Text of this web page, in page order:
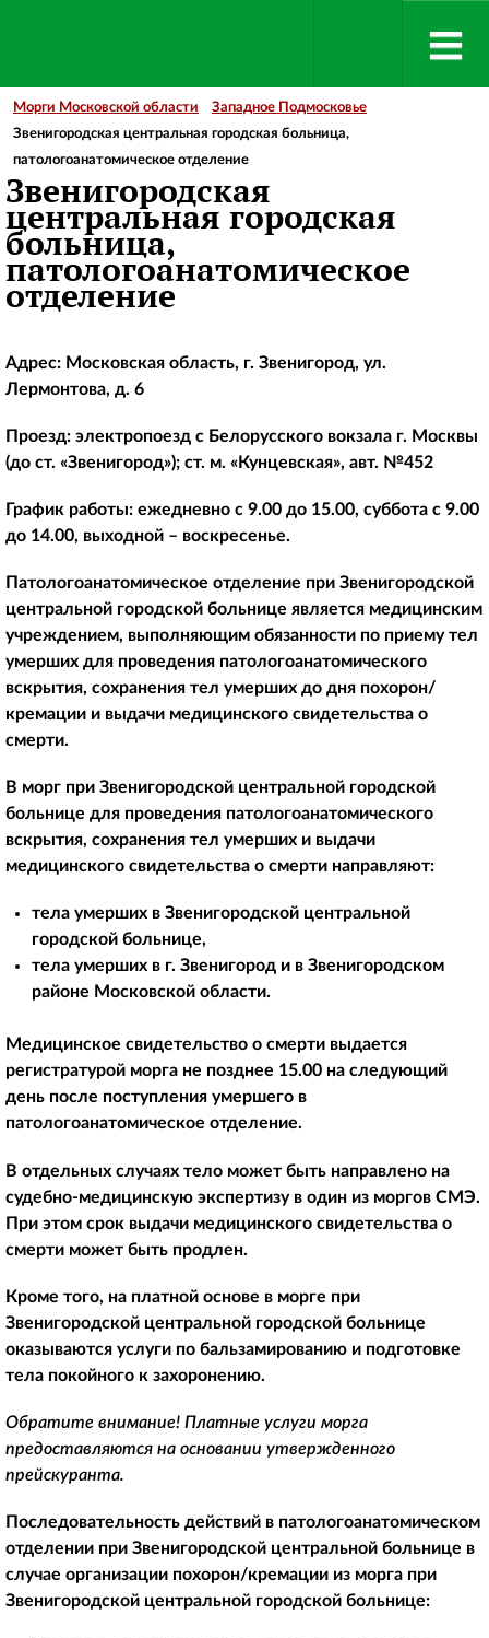
Морги Московской области
Западное Подмосковье
Звенигородская центральная городская больница,
патологоанатомическое отделение
Звенигородская
центральная городская
больница,
патологоанатомическое
отделение
Адрес: Московская область, г. Звенигород, ул.
Лермонтова, д. 6
Проезд: электропоезд с Белорусского вокзала г. Москвы
(до ст. «Звенигород»); ст. м. «Кунцевская», авт. №452
График работы: ежедневно с 9.00 до 15.00, суббота с 9.00
до 14.00, выходной – воскресенье.
Патологоанатомическое отделение при Звенигородской
центральной городской больнице является медицинским
учреждением, выполняющим обязанности по приему тел
умерших для проведения патологоанатомического
вскрытия, сохранения тел умерших до дня похорон/
кремации и выдачи медицинского свидетельства о
смерти.
В морг при Звенигородской центральной городской
больнице для проведения патологоанатомического
вскрытия, сохранения тел умерших и выдачи
медицинского свидетельства о смерти направляют:
тела умерших в Звенигородской центральной
городской больнице,
тела умерших в г. Звенигород и в Звенигородском
районе Московской области.
Медицинское свидетельство о смерти выдается
регистратурой морга не позднее 15.00 на следующий
день после поступления умершего в
патологоанатомическое отделение.
В отдельных случаях тело может быть направлено на
судебно-медицинскую экспертизу в один из моргов СМЭ.
При этом срок выдачи медицинского свидетельства о
смерти может быть продлен.
Кроме того, на платной основе в морге при
Звенигородской центральной городской больнице
оказываются услуги по бальзамированию и подготовке
тела покойного к захоронению.
Обратите внимание! Платные услуги морга
предоставляются на основании утвержденного
прейскуранта.
Последовательность действий в патологоанатомическом
отделении при Звенигородской центральной больнице в
случае организации похорон/кремации из морга при
Звенигородской центральной городской больнице: